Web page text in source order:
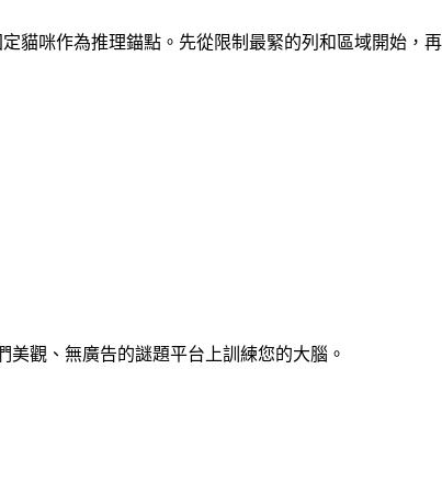
貓咪作為推理錨點。先從限制最緊的列和區域開始，
觀、無廣告的謎題平台上訓練您的大腦。